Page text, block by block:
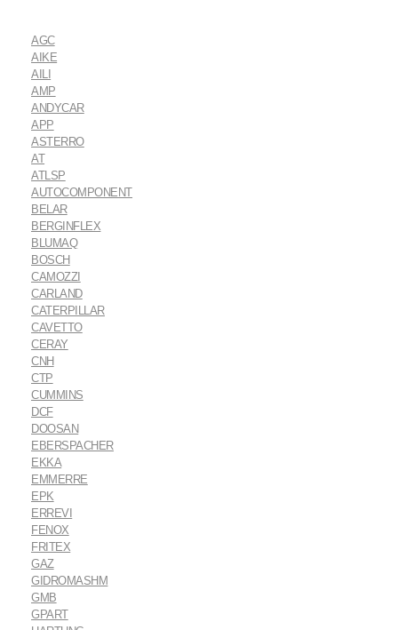
AGC
AIKE
AILI
AMP
ANDYCAR
APP
ASTERRO
AT
ATLSP
AUTOCOMPONENT
BELAR
BERGINFLEX
BLUMAQ
BOSCH
CAMOZZI
CARLAND
CATERPILLAR
CAVETTO
CERAY
CNH
CTP
CUMMINS
DCF
DOOSAN
EBERSPACHER
EKKA
EMMERRE
EPK
ERREVI
FENOX
FRITEX
GAZ
GIDROMASHM
GMB
GPART